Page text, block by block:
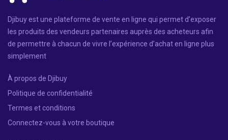
Djibuy est une plateforme de vente en ligne qui permet d’exposer
les produits des vendeurs partenaires auprès des acheteurs afin
de permettre à chacun de vivre l’expérience d’achat en ligne plus
simplement
À propos de Djibuy
Politique de confidentialité
Termes et conditions
Connectez-vous à votre boutique